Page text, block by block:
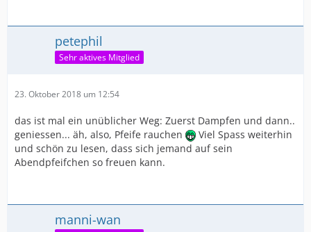
petephil
Sehr aktives Mitglied
23. Oktober 2018 um 12:54
das ist mal ein unüblicher Weg: Zuerst Dampfen und dann..
geniessen... äh, also, Pfeife rauchen
Viel Spass weiterhin
und schön zu lesen, dass sich jemand auf sein
Abendpfeifchen so freuen kann.
manni-wan